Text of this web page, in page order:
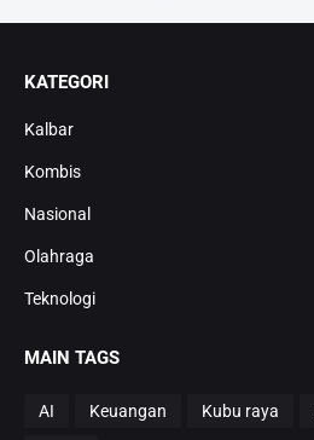
KATEGORI
Kalbar
Kombis
Nasional
Olahraga
Teknologi
MAIN TAGS
AI Keuangan Kubu raya